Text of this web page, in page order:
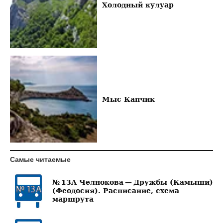
Холодный кулуар
Мыс Капчик
Самые читаемые
№ 13А Челнокова — Дружбы (Камыши)
(Феодосия). Расписание, схема
маршрута